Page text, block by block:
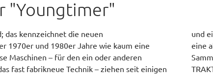
"Youngtimer"
das kennzeichnet die neuen
1970er und 1980er Jahre wie kaum eine
Maschinen – für den ein oder anderen
fast fabrikneue Technik – ziehen seit einigen
und
eine